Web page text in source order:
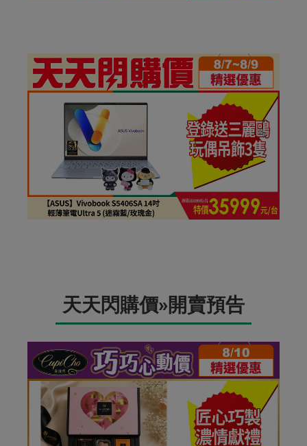
天天閃購價»開賣預告